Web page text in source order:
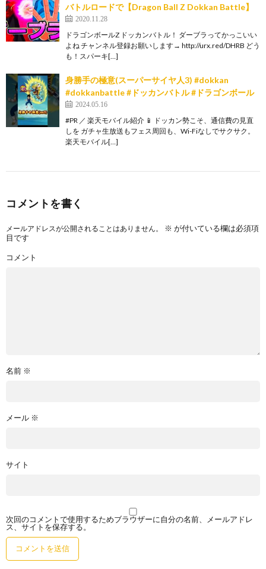
バトルロードで【Dragon Ball Z Dokkan Battle】
2020.11.28
ドラゴンボールZ ドッカンバトル！ ダーブラってかっこいい
よね チャンネル登録お願いします→ http://urx.red/DHRB どう
も！スパーキ[…]
身勝手の極意(スーパーサイヤ人3) #dokkan
#dokkanbattle #ドッカンバトル #ドラゴンボール
2024.05.16
#PR ／ 楽天モバイル紹介 📱 ドッカン勢こそ、通信費の見直
しを ガチャ生放送もフェス周回も、Wi-Fiなしでサクサク。
楽天モバイル[…]
コメントを書く
メールアドレスが公開されることはありません。 ※ が付いている欄は必須項
目です
コメント
名前 ※
メール ※
サイト
次回のコメントで使用するためブラウザーに自分の名前、メールアドレ
ス、サイトを保存する。